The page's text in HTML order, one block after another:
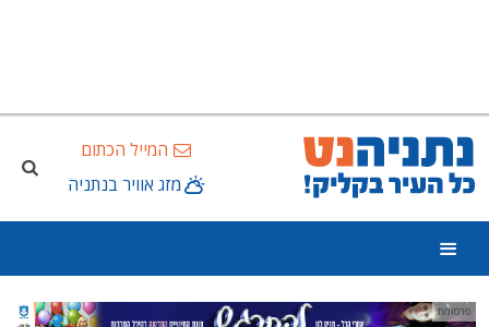
המייל הכתום
מזג אוויר בנתניה
פרסומת